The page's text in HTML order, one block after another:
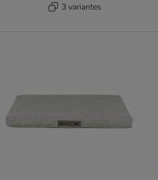
3 variantes